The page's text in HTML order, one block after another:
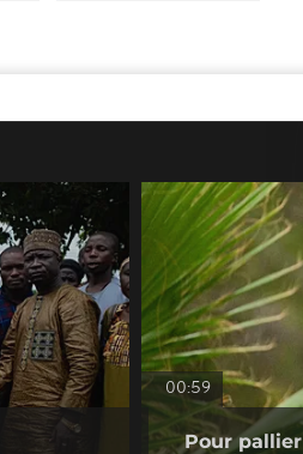
00:59
Pour pallier